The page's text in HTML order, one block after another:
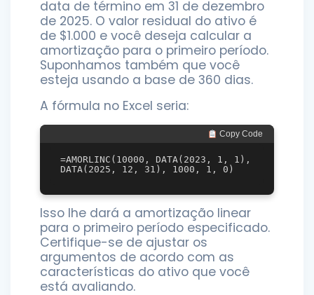
data de término em 31 de dezembro
de 2025. O valor residual do ativo é
de $1.000 e você deseja calcular a
amortização para o primeiro período.
Suponhamos também que você
esteja usando a base de 360 dias.
A fórmula no Excel seria:
Copy Code
=AMORLINC(10000, DATA(2023, 1, 1),
Isso lhe dará a amortização linear
para o primeiro período especificado.
Certifique-se de ajustar os
argumentos de acordo com as
características do ativo que você
está avaliando.